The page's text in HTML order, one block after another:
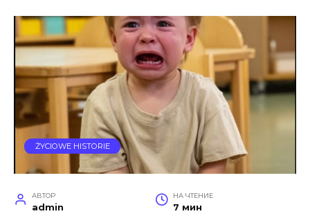
ŻYCIOWE HISTORIE
АВТОР
admin
НА ЧТЕНИЕ
7 мин